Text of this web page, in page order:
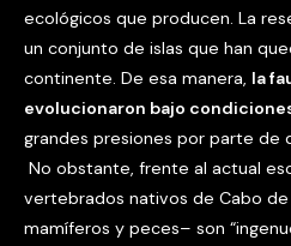
ecológicos que producen. La
un conjunto de islas que han
continente. De esa manera, la
evolucionaron bajo
grandes presiones por parte de
No obstante, frente al actual
vertebrados nativos de Cabo
mamíferos y peces– son